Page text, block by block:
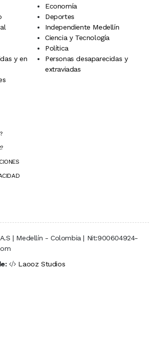
Economía
Deportes
Independiente Medellín
Ciencia y Tecnología
Política
y en
Personas desaparecidas y
extraviadas
| Medellín - Colombia | Nit:900604924-
Laooz Studios